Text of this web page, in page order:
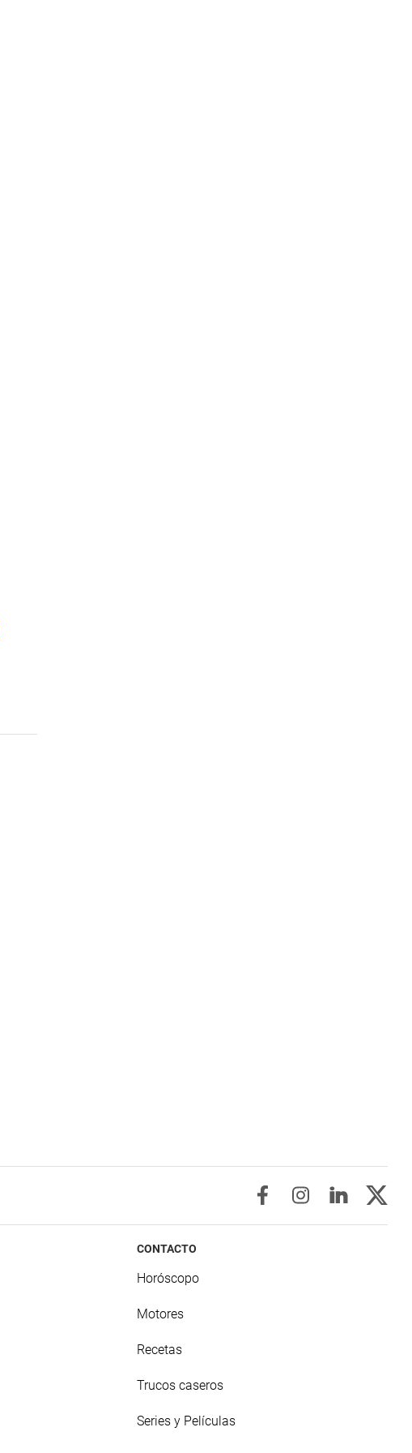
CONTACTO
Horóscopo
Motores
Recetas
Trucos caseros
Series y Películas